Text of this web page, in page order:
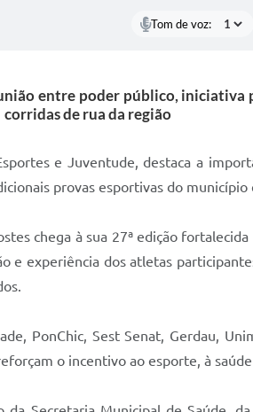
Tom de voz:
entre poder público, iniciativa
corridas de rua da região
e Juventude, destaca a
provas esportivas do
chega à sua 27ª edição
e experiência dos atletas
PonChic, Sest Senat, Gerdau,
o incentivo ao esporte, à